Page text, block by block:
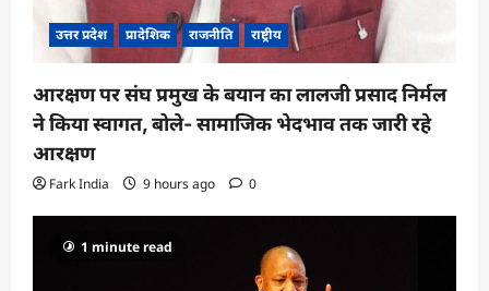
उत्तर प्रदेश प्रादेशिक राजनीति राष्ट्रीय
आरक्षण पर संघ प्रमुख के बयान का लालजी प्रसाद निर्मल
ने किया स्वागत, बोले- सामाजिक भेदभाव तक जारी रहे
आरक्षण
Fark India 9 hours ago 0
1 minute read